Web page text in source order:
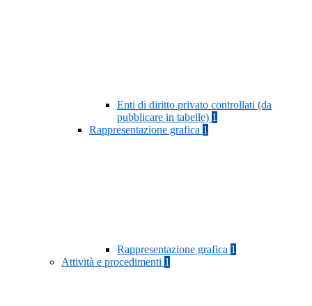
Enti di diritto privato controllati (da
pubblicare in tabelle) 1
Rappresentazione grafica 1
Rappresentazione grafica 1
Attività e procedimenti 1